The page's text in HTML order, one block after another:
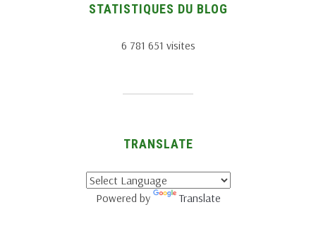
STATISTIQUES DU BLOG
6 781 651 visites
TRANSLATE
Powered by Translate